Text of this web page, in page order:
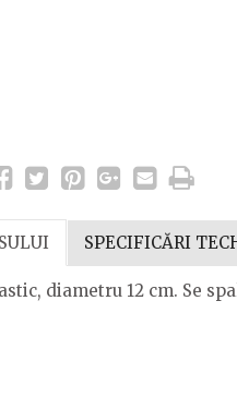
SPECIFICĂRI
diametru 12 cm. Se